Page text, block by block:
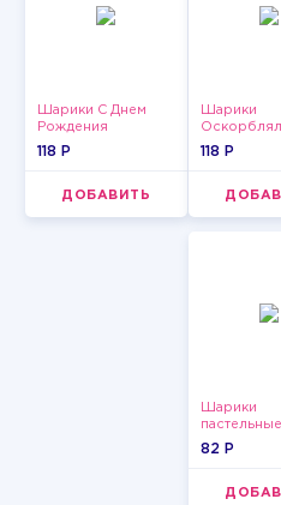
Шарики С Днем
Рождения
118 P
ДОБАВИТЬ
Шарики
день
118 P
Шарики
пастельные
82 P